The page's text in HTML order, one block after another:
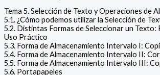
Tema 5. Selección de Texto y Operaciones de
5.1. ¿Cómo podemos utilizar la Selección de
5.2. Distintas Formas de Seleccionar un Texto:
Uso Práctico
5.3. Forma de Almacenamiento Intervalo I:
5.4. Forma de Almacenamiento Intervalo II:
5.5. Forma de Almacenamiento Intervalo III:
5.6. Portapapeles